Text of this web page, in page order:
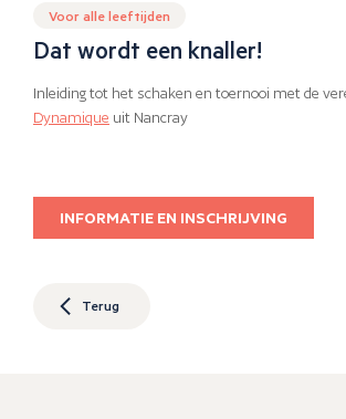
Voor alle leeftijden
Dat wordt een knaller!
Inleiding tot het schaken en toernooi met de
Dynamique uit Nancray
INFORMATIE EN INSCHRIJVING
Terug